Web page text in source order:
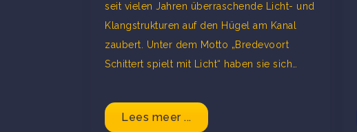
seit vielen Jahren überraschende Licht- und
Klangstrukturen auf den Hügel am Kanal
zaubert. Unter dem Motto „Bredevoort
Schittert spielt mit Licht“ haben sie sich…
Lees meer ...